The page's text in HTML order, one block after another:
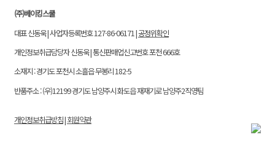
(주)베이킹스쿨
대표 신동욱 | 사업자등록번호 127-86-06171 |공정위확인
개인정보취급담당자 신동욱 | 통신판매업신고번호 포천 666호
소재지 : 경기도 포천시 소흘읍 무봉리 182-5
반품주소 : (우)12199 경기도 남양주시 화도읍 재재기로 남양주2직영팀
개인정보취급방침|회원약관